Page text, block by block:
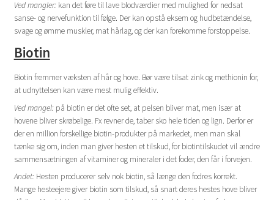
Ved mangler:kan det føre til lave blodværdier med mulighed for nedsat
sanse- og nervefunktion til følge. Der kan opstå eksem og hudbetændelse,
svage og ømme muskler, mat hårlag, og der kan forekomme forstoppelse.
Biotin
Biotin fremmer væksten af hår og hove. Bør være tilsat zink og methionin for,
at udnyttelsen kan være mest mulig effektiv.
Ved mangel:på biotin er det ofte set, at pelsen bliver mat, men især at
hovene bliver skrøbelige. Fx revner de, taber sko hele tiden og lign. Derfor er
der en million forskellige biotin-produkter på markedet, men man skal
tænke sig om, inden man giver hesten et tilskud, for biotintilskudet vil ændre
sammensætningen af vitaminer og mineraler i det foder, den får i forvejen.
Andet:Hesten producerer selv nok biotin, så længe den fodres korrekt.
Mange hesteejere giver biotin som tilskud, så snart deres hestes hove bliver